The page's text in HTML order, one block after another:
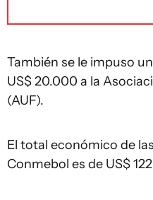
También se le impuso
US$ 20.000 a la
(AUF).
El total económico de
Conmebol es de US$